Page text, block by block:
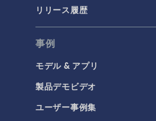
リリース履歴
事例
モデル & アプリ
製品デモビデオ
ユーザー事例集